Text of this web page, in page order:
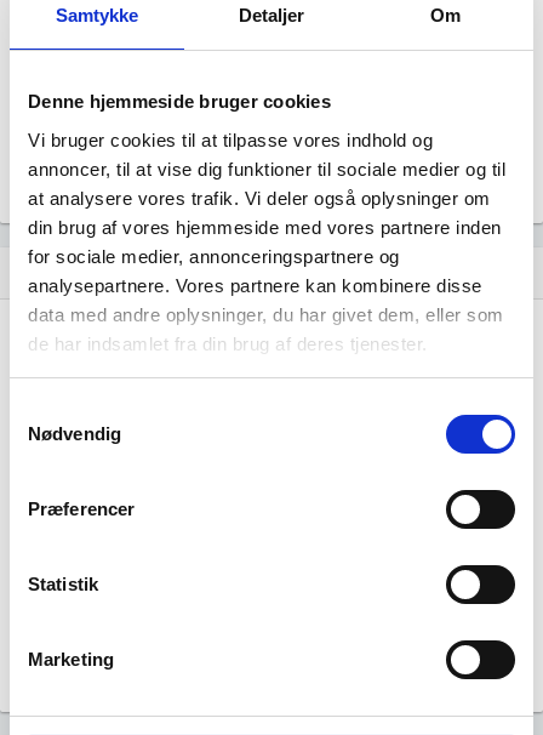
Samtykke Detaljer Om
Denne hjemmeside bruger cookies
Vi bruger cookies til at tilpasse vores indhold og
annoncer, til at vise dig funktioner til sociale medier og til
at analysere vores trafik. Vi deler også oplysninger om
din brug af vores hjemmeside med vores partnere inden
for sociale medier, annonceringspartnere og
analysepartnere. Vores partnere kan kombinere disse
data med andre oplysninger, du har givet dem, eller som
de har indsamlet fra din brug af deres tjenester.
Nødvendig
Præferencer
Statistik
Marketing
Aktiv
Revisor
Formål
Tegningsregel
Uoplyst
Udvikling i antal ansatte
nogen beskæftigelse endnu. Vi kan derfor